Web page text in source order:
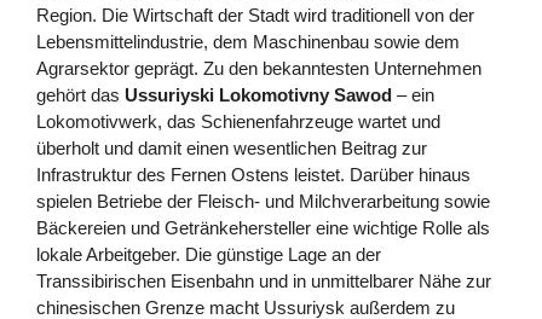
Region. Die Wirtschaft der Stadt wird traditionell von der
Lebensmittelindustrie, dem Maschinenbau sowie dem
Agrarsektor geprägt. Zu den bekanntesten Unternehmen
gehört das Ussuriyski Lokomotivny Sawod – ein
Lokomotivwerk, das Schienenfahrzeuge wartet und
überholt und damit einen wesentlichen Beitrag zur
Infrastruktur des Fernen Ostens leistet. Darüber hinaus
spielen Betriebe der Fleisch- und Milchverarbeitung sowie
Bäckereien und Getränkehersteller eine wichtige Rolle als
lokale Arbeitgeber. Die günstige Lage an der
Transsibirischen Eisenbahn und in unmittelbarer Nähe zur
chinesischen Grenze macht Ussuriysk außerdem zu